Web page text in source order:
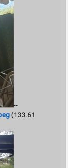
--
(133.61